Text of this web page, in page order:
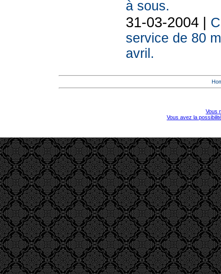
à sous.
31-03-2004 |
service de 80
avril.
Vous
Vous avez la